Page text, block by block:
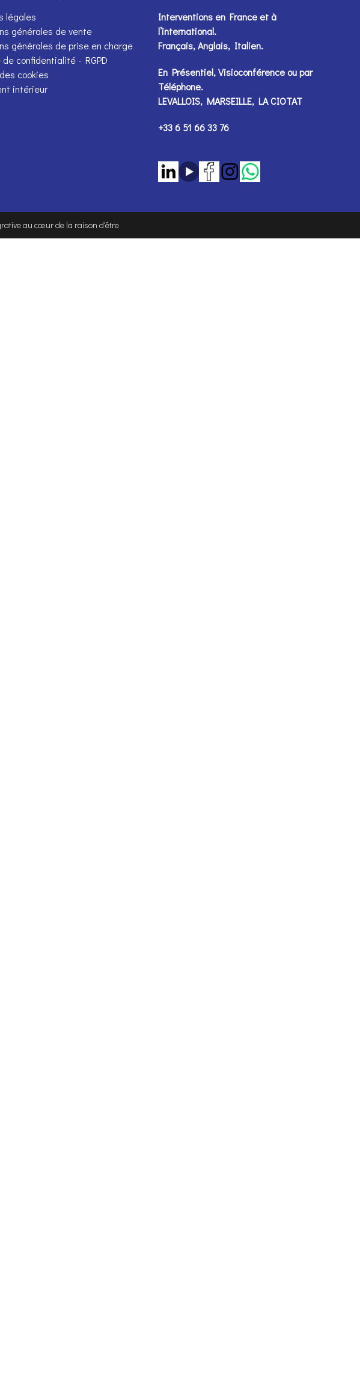
légales
générales de vente
générales de prise en charge
de confidentialité - RGPD
cookies
intérieur
Interventions en France et à
l’international.
Français, Anglais, Italien.
En Présentiel, Visioconférence ou par
Téléphone.
LEVALLOIS, MARSEILLE, LA CIOTAT
+33 6 51 66 33 76
au cœur de la raison d'être